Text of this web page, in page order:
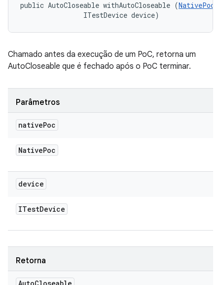
public AutoCloseable withAutoCloseable (NativePoc
                ITestDevice device)
Chamado antes da execução de um PoC, retorna um
AutoCloseable que é fechado após o PoC terminar.
Parâmetros
nativePoc
NativePoc
device
ITestDevice
Retorna